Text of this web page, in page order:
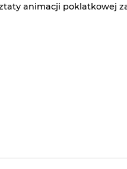
animacji poklatkowej